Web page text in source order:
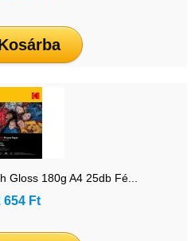
Gloss 180g A4 25db Fé...
654 Ft